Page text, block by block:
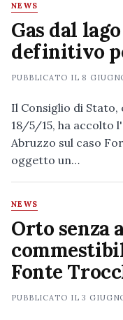
NEWS
Gas dal
definitivo
PUBBLICATO IL 8
Il Consiglio di Stato,
18/5/15, ha accolto
Abruzzo sul caso
oggetto un…
NEWS
Orto senza
Fonte
PUBBLICATO IL3